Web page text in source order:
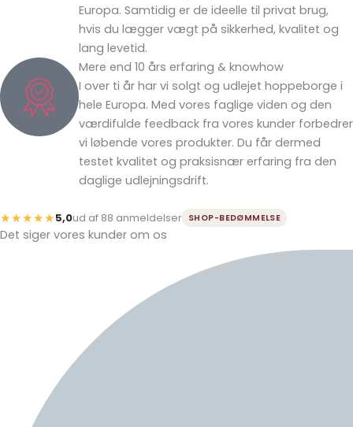
Europa. Samtidig er de ideelle til privat brug,
hvis du lægger vægt på sikkerhed, kvalitet og
lang levetid.
Mere end 10 års erfaring & knowhow
I over ti år har vi solgt og udlejet hoppeborge i
hele Europa. Med vores faglige viden og den
værdifulde feedback fra vores kunder forbedrer
vi løbende vores produkter. Du får dermed
testet kvalitet og praksisnær erfaring fra den
daglige udlejningsdrift.
★★★★★5,0ud af 88 anmeldelser SHOP-BEDØMMELSE
Det siger vores kunder om os